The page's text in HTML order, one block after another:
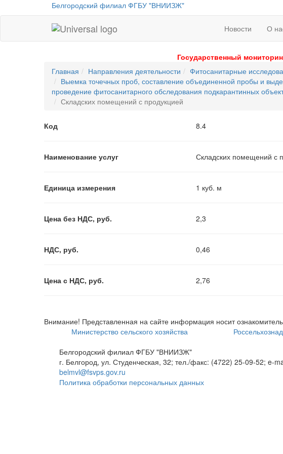
Белгородский филиал ФГБУ "ВНИИЗЖ"
to
homepage
Новости О
Государственный
Главная
Направления деятельности
Фитосанитарные
Выемка точечных проб, составление объединенной пробы и
проведение фитосанитарного обследования подкарантинных
Складских помещений с продукцией
Код 8.4
Наименование услуг Складских помещений с
Единица измерения 1 куб. м
Цена без НДС, руб. 2,3
НДС, руб. 0,46
Цена с НДС, руб. 2,76
Внимание! Представленная на сайте информация носит
Министерство сельского хозяйства
Белгородский филиал ФГБУ "ВНИИЗЖ"
г. Белгород, ул. Студенческая, 32; тел./факс: (4722) 25-09-52; e-
belmvl@fsvps.gov.ru
Политика обработки персональных данных